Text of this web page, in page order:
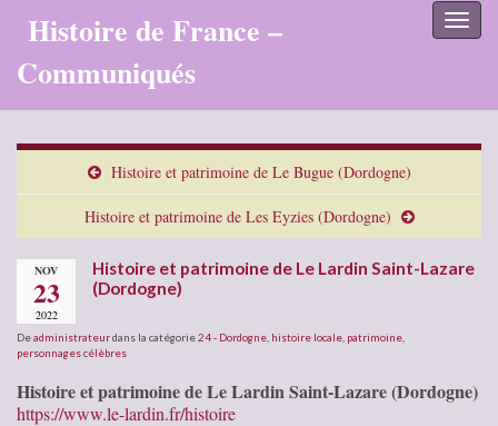
Histoire de France –
Communiqués
Histoire et patrimoine de Le Bugue (Dordogne)
Histoire et patrimoine de Les Eyzies (Dordogne)
NOV
23
2022
Histoire et patrimoine de Le Lardin Saint-Lazare
(Dordogne)
Deadministrateurdans la catégorie24 - Dordogne histoire locale patrimoine
personnages célèbres
Histoire et patrimoine de Le Lardin Saint-Lazare (Dordogne)
https://www.le-lardin.fr/histoire